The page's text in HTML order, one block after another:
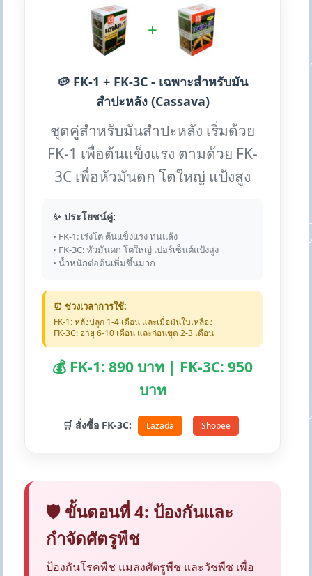
+
🥔 FK-1 + FK-3C - เฉพาะสำหรับมัน
สำปะหลัง (Cassava)
ชุดคู่สำหรับมันสำปะหลัง เริ่มด้วย
FK-1 เพื่อต้นแข็งแรง ตามด้วย FK-
3C เพื่อหัวมันดก โตใหญ่ แป้งสูง
✨ ประโยชน์คู่:
• FK-1: เร่งโต ต้นแข็งแรง ทนแล้ง
• FK-3C: หัวมันดก โตใหญ่ เปอร์เซ็นต์แป้งสูง
• น้ำหนักต่อต้นเพิ่มขึ้นมาก
⏰ ช่วงเวลาการใช้:
FK-1: หลังปลูก 1-4 เดือน และเมื่อมันใบเหลือง
FK-3C: อายุ 6-10 เดือน และก่อนขุด 2-3 เดือน
💰 FK-1: 890 บาท | FK-3C: 950
บาท
🛒 สั่งซื้อ FK-3C: Lazada Shopee
🛡️ ขั้นตอนที่ 4: ป้องกันและ
กำจัดศัตรูพืช
ป้องกันโรคพืช แมลงศัตรูพืช และวัชพืช เพื่อ